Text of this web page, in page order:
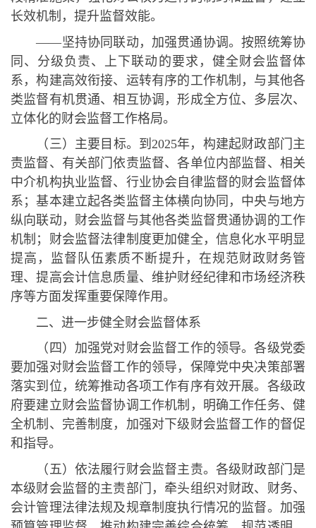
长效机制，提升监督效能。
——坚持协同联动，加强贯通协调。按照统筹协
同、分级负责、上下联动的要求，健全财会监督体
系，构建高效衔接、运转有序的工作机制，与其他各
类监督有机贯通、相互协调，形成全方位、多层次、
立体化的财会监督工作格局。
（三）主要目标。到2025年，构建起财政部门主
责监督、有关部门依责监督、各单位内部监督、相关
中介机构执业监督、行业协会自律监督的财会监督体
系；基本建立起各类监督主体横向协同，中央与地方
纵向联动，财会监督与其他各类监督贯通协调的工作
机制；财会监督法律制度更加健全，信息化水平明显
提高，监督队伍素质不断提升，在规范财政财务管
理、提高会计信息质量、维护财经纪律和市场经济秩
序等方面发挥重要保障作用。
二、进一步健全财会监督体系
（四）加强党对财会监督工作的领导。各级党委
要加强对财会监督工作的领导，保障党中央决策部署
落实到位，统筹推动各项工作有序有效开展。各级政
府要建立财会监督协调工作机制，明确工作任务、健
全机制、完善制度，加强对下级财会监督工作的督促
和指导。
（五）依法履行财会监督主责。各级财政部门是
本级财会监督的主责部门，牵头组织对财政、财务、
会计管理法律法规及规章制度执行情况的监督。加强